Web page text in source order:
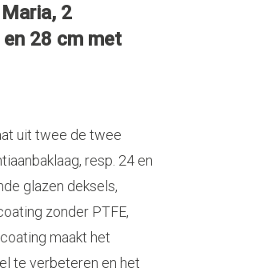
2
28 cm met
uit twee de twee
resp. 24 en
glazen deksels,
zonder PTFE,
maakt het
te verbeteren en het